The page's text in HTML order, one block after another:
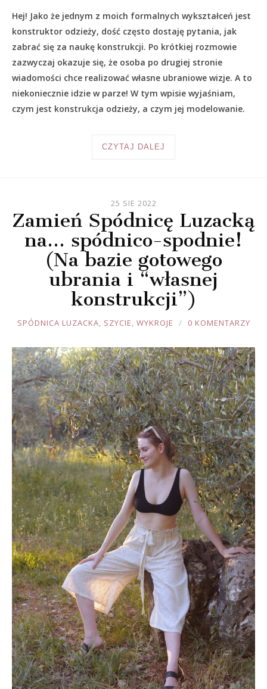
Hej! Jako że jednym z moich formalnych wykształceń jest
konstruktor odzieży, dość często dostaję pytania, jak
zabrać się za naukę konstrukcji. Po krótkiej rozmowie
zazwyczaj okazuje się, że osoba po drugiej stronie
wiadomości chce realizować własne ubraniowe wizje. A to
niekoniecznie idzie w parze! W tym wpisie wyjaśniam,
czym jest konstrukcja odzieży, a czym jej modelowanie.
CZYTAJ DALEJ
25 SIE 2022
Zamień Spódnicę Luzacką
na… spódnico-spodnie!
(Na bazie gotowego
ubrania i “własnej
konstrukcji”)
JOULE
SPÓDNICA LUZACKA, SZYCIE, WYKROJE 0 KOMENTARZY